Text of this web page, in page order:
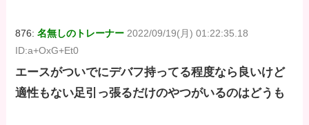
876:名無しのトレーナー 2022/09/19(月) 01:22:35.18
ID:a+OxG+Et0
エースがついでにデバフ持ってる程度なら良いけど
適性もない足引っ張るだけのやつがいるのはどうも